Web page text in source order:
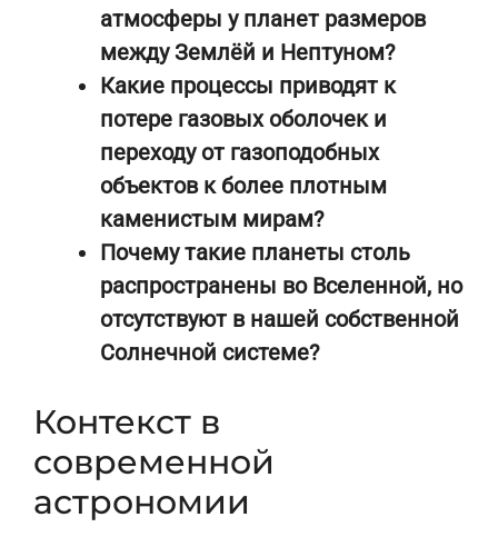
атмосферы у планет размеров
между Землёй и Нептуном?
Какие процессы приводят к
потере газовых оболочек и
переходу от газоподобных
объектов к более плотным
каменистым мирам?
Почему такие планеты столь
распространены во Вселенной, но
отсутствуют в нашей собственной
Солнечной системе?
Контекст в
современной
астрономии